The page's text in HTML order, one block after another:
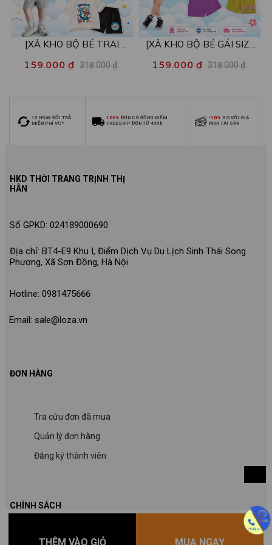
[XẢ KHO BỘ BÉ TRAI
nhiều mẫu - Quần áo bé trai
159.000 ₫ 318.000 ₫
[XẢ KHO BỘ BÉ GÁI SIZE
mẫu - Quần áo bé gái từ 26-
159.000 ₫ 318.000 ₫
15 NGÀY ĐỔI TRẢ
MIỄN PHÍ VC*
100% ĐƠN CÓ ĐỒNG KIỂM
FREESHIP ĐƠN TỪ 495k
-10% SO VỚI GIÁ
MUA TẠI SÀN
CHÍNH SÁCH
HKD THỜI TRANG TRỊNH THỊ
HÂN
Số GPKD: 024189000690
Địa chỉ: BT4-E9 Khu I, Điểm Dịch Vụ Du Lịch Sinh Thái Song
Phương, Xã Sơn Đồng, Hà Nội
Hotline: 0981475666
Email: sale@loza.vn
ĐƠN HÀNG
Tra cứu đơn đã mua
Quản lý đơn hàng
Đăng ký thành viên
MUA NGAY
THÊM VÀO GIỎ